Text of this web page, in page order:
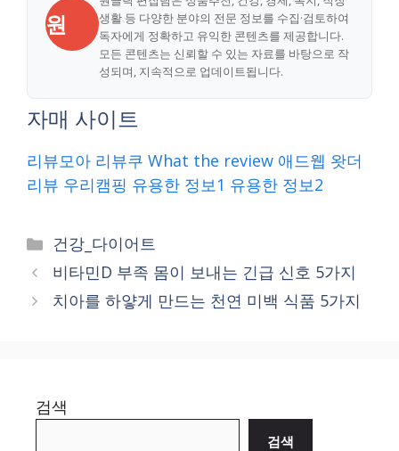
원
생활 등 다양한 분야의 전문 정보를 수집·검토하여
독자에게 정확하고 유익한 콘텐츠를 제공합니다.
모든 콘텐츠는 신뢰할 수 있는 자료를 바탕으로 작
성되며, 지속적으로 업데이트됩니다.
자매 사이트
리뷰모아 리뷰쿠 What the review 애드웹 왓더
리뷰 우리캠핑 유용한 정보1 유용한 정보2
Categories
건강_다이어트
비타민D 부족 몸이 보내는 긴급 신호 5가지
치아를 하얗게 만드는 천연 미백 식품 5가지
검색
검색